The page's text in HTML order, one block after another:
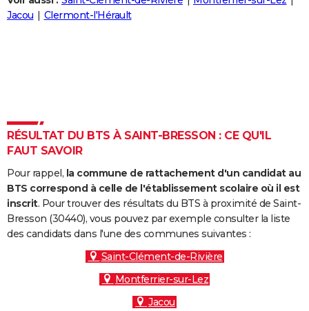
Destinations
City break
Voyage nature
Voyage de noces
Forum
Climat
+
PHOTO
Carte de Noël
Carte Bonne année
Carte Saint-Valentin
Carte Pâques
Carte d'anniversaire
DICTIONNAIRE
Dictionnaire
Biographies
Citations
Expressions
Proverbes
PROGRAMME TV
COPAINS D'AVANT
S'inscrire
Se connecter
Lycées
Collèges
Primaires
Universités
Entreprises
Service militaire
Avis de recherche
AVIS DE DÉCÈS
FORUM
Jacou
Clermont-l'Hérault
RÉSULTAT DU BTS À SAINT-BRESSON : CE QU'IL
FAUT SAVOIR
Pour rappel, la commune de rattachement d'un candidat au
BTS correspond à celle de l'établissement scolaire où il est
inscrit. Pour trouver des résultats du BTS à proximité de Saint-
Bresson (30440), vous pouvez par exemple consulter la liste
des candidats dans l'une des communes suivantes :
Saint-Clément-de-Rivière
Montferrier-sur-Lez
Jacou